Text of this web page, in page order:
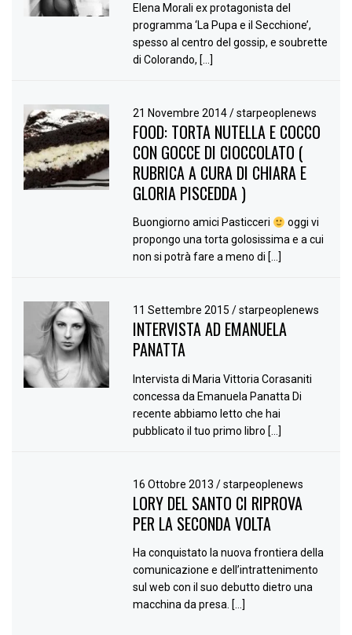
Elena Morali ex protagonista del
programma ‘La Pupa e il Secchione’,
spesso al centro del gossip, e soubrette
di Colorando, […]
21 Novembre 2014/ starpeoplenews
FOOD: TORTA NUTELLA E COCCO
CON GOCCE DI CIOCCOLATO (
RUBRICA A CURA DI CHIARA E
GLORIA PISCEDDA )
Buongiorno amici Pasticceri
oggi vi
propongo una torta golosissima e a cui
non si potrà fare a meno di […]
11 Settembre 2015/ starpeoplenews
INTERVISTA AD EMANUELA
PANATTA
Intervista di Maria Vittoria Corasaniti
concessa da Emanuela Panatta Di
recente abbiamo letto che hai
pubblicato il tuo primo libro […]
16 Ottobre 2013/ starpeoplenews
LORY DEL SANTO CI RIPROVA
PER LA SECONDA VOLTA
Ha conquistato la nuova frontiera della
comunicazione e dell’intrattenimento
sul web con il suo debutto dietro una
macchina da presa. […]